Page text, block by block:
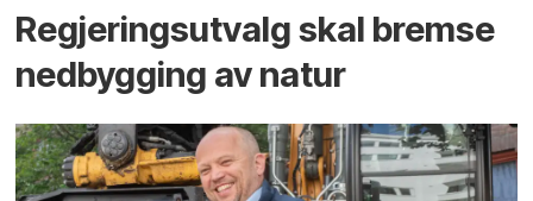
Regjerings­utvalg skal bremse
ned­bygging av natur